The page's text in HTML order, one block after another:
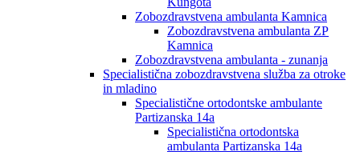
Zobozdravstvena ambulanta Kamnica
Zobozdravstvena ambulanta ZP
Kamnica
Zobozdravstvena ambulanta - zunanja
Specialistična zobozdravstvena služba za otroke
in mladino
Specialistične ortodontske ambulante
Partizanska 14a
Specialistična ortodontska
ambulanta Partizanska 14a